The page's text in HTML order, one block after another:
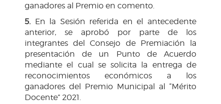
ganadores al Premio en comento.
5. En la Sesión referida en el antecedente
anterior, se aprobó por parte de los
integrantes del Consejo de Premiación la
presentación de un Punto de Acuerdo
mediante el cual se solicita la entrega de
reconocimientos económicos a los
ganadores del Premio Municipal al “Mérito
Docente” 2021.